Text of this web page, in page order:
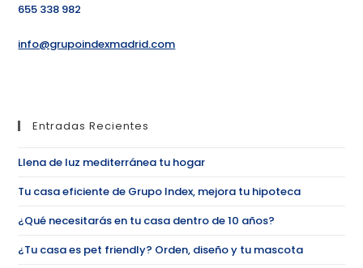
655 338 982
info@grupoindexmadrid.com
Entradas Recientes
Llena de luz mediterránea tu hogar
Tu casa eficiente de Grupo Index, mejora tu hipoteca
¿Qué necesitarás en tu casa dentro de 10 años?
¿Tu casa es pet friendly? Orden, diseño y tu mascota